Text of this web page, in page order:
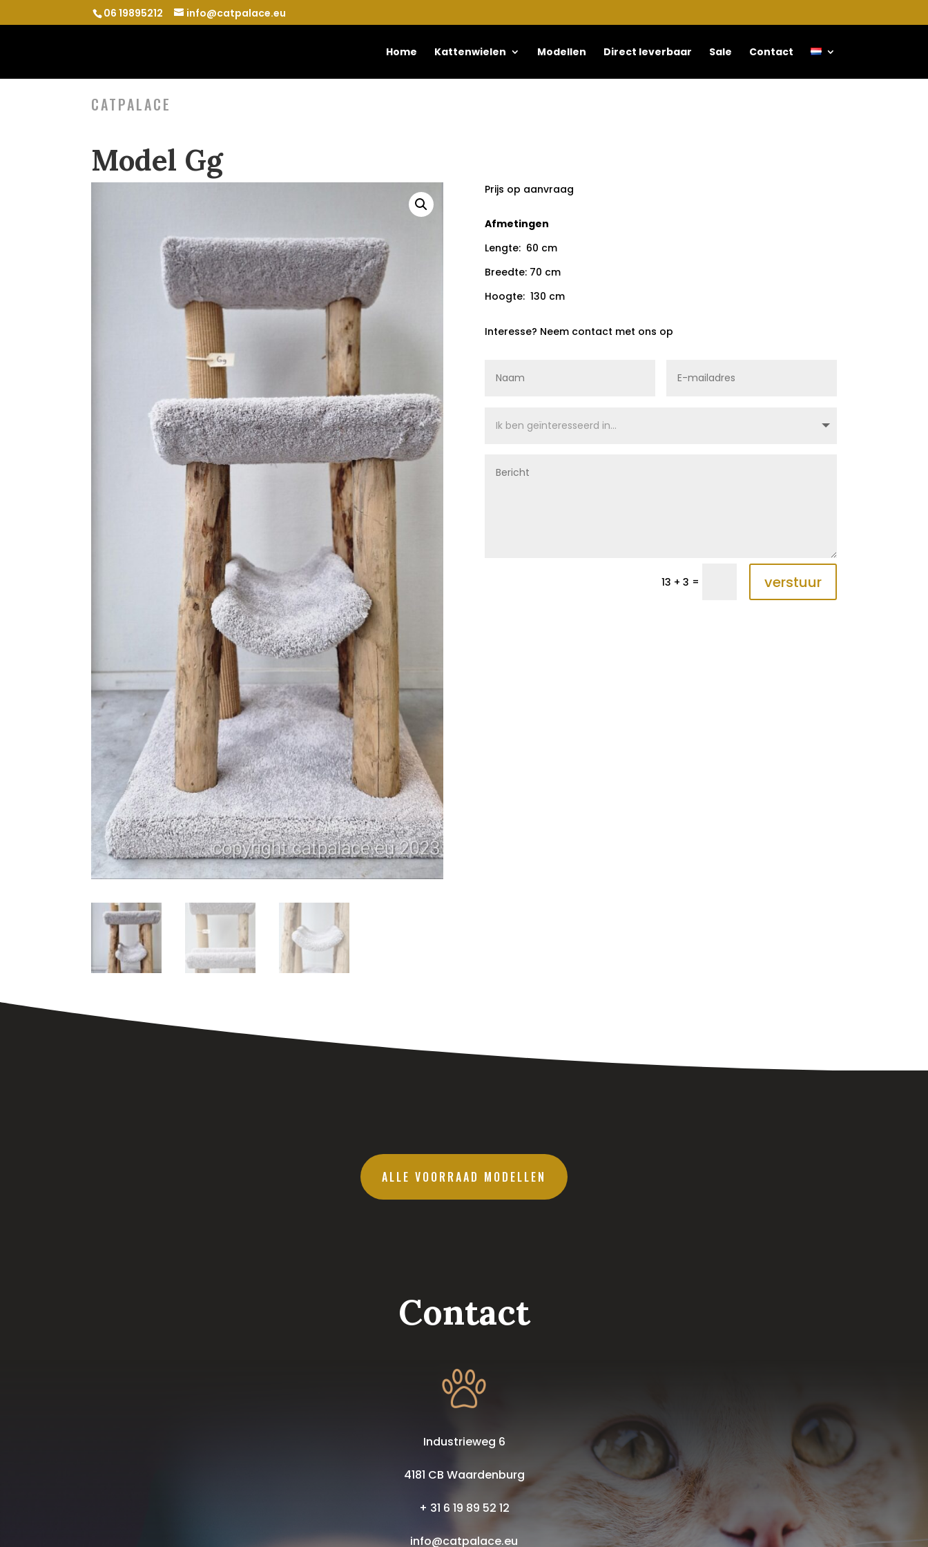
06 19895212 info@catpalace.eu
Home Kattenwielen Modellen Direct leverbaar Sale Contact
CATPALACE
Model Gg
Prijs op aanvraag
Afmetingen
Lengte: 60 cm
Breedte: 70 cm
Hoogte: 130 cm
Interesse? Neem contact met ons op
13 + 3 = verstuur
ALLE VOORRAAD MODELLEN
Contact
Industrieweg 6
4181 CB Waardenburg
+ 31 6 19 89 52 12
info@catpalace.eu